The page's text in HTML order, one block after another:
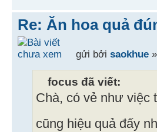
Re: Ăn hoa quả
gửi bởi saokhue
focus đã viết:
Chà, có vẻ như việc
cũng hiệu quả đấy